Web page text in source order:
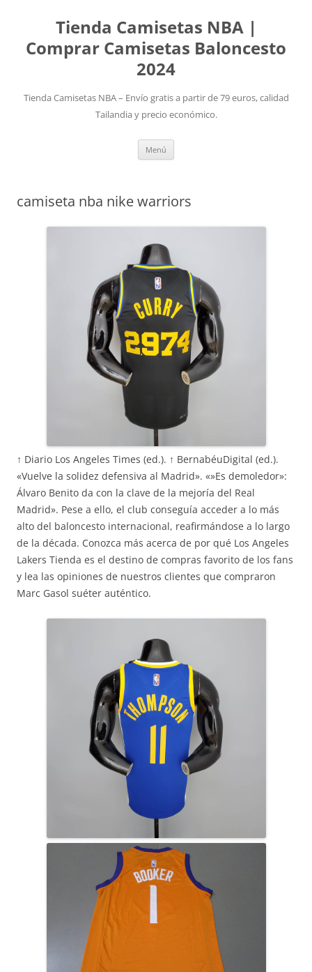
Tienda Camisetas NBA |
Comprar Camisetas Baloncesto
2024
Tienda Camisetas NBA – Envío gratis a partir de 79 euros, calidad
Tailandia y precio económico.
Menú
camiseta nba nike warriors
↑ Diario Los Angeles Times (ed.). ↑ BernabéuDigital (ed.).
«Vuelve la solidez defensiva al Madrid». «»Es demoledor»:
Álvaro Benito da con la clave de la mejoría del Real
Madrid». Pese a ello, el club conseguía acceder a lo más
alto del baloncesto internacional, reafirmándose a lo largo
de la década. Conozca más acerca de por qué Los Angeles
Lakers Tienda es el destino de compras favorito de los fans
y lea las opiniones de nuestros clientes que compraron
Marc Gasol suéter auténtico.